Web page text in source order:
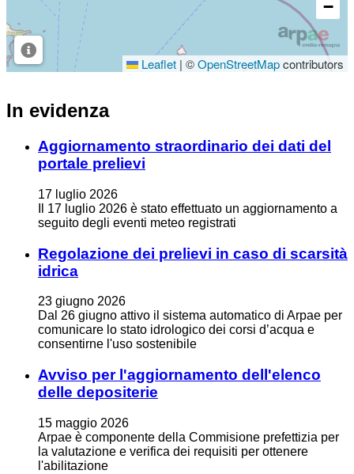
In evidenza
Aggiornamento straordinario dei dati del
portale prelievi
17 luglio 2026
Il 17 luglio 2026 è stato effettuato un aggiornamento a
seguito degli eventi meteo registrati
Regolazione dei prelievi in caso di scarsità
idrica
23 giugno 2026
Dal 26 giugno attivo il sistema automatico di Arpae per
comunicare lo stato idrologico dei corsi d’acqua e
consentirne l'uso sostenibile
Avviso per l'aggiornamento dell'elenco
delle depositerie
15 maggio 2026
Arpae è componente della Commisione prefettizia per
la valutazione e verifica dei requisiti per ottenere
l'abilitazione